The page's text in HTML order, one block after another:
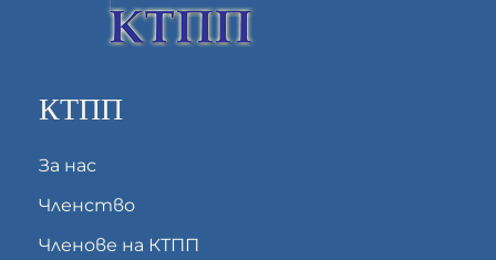
КТПП
За нас
Членство
Членове на КТПП